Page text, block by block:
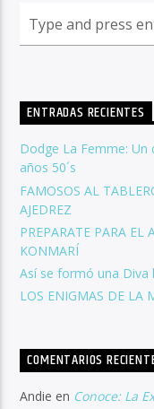
ENTRADAS RECIENTES
Dodge La Femme:
años 50´s
FAMOSOS AL
AJEDREZ
PREPARATE PARA
KONMARÍ
Así se formó una Diva
LOS ENIGMAS DE LA
COMENTARIOS
Andie en Conoce: La